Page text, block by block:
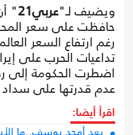
ويضيف لـ"عربي21 "
حافظت على سعر
رغم ارتفاع السعر
تداعيات الحرب على
اضطرت الحكومة إلى
عدم قدرتها على سداد
اقرأ أيضا: